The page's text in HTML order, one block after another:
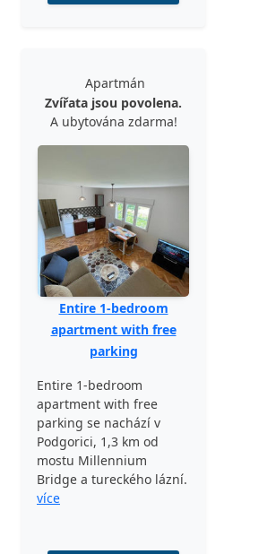
Apartmán
Zvířata jsou povolena.
A ubytována zdarma!
Entire 1-bedroom
apartment with free
parking
Entire 1-bedroom
apartment with free
parking se nachází v
Podgorici, 1,3 km od
mostu Millennium
Bridge a tureckého lázní.
více